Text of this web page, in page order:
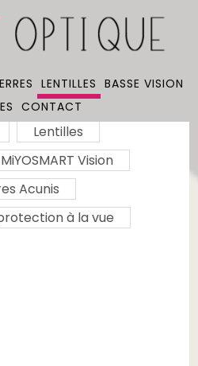
LENTILLES BASSE VISION
CONTACT
Lentilles
Vision
Acunis
à la vue